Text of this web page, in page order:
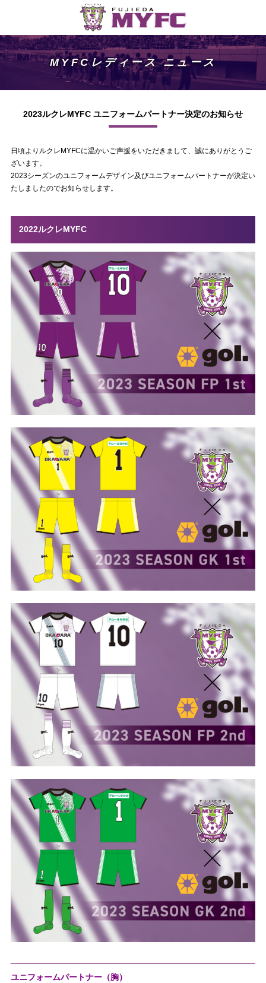
MYFCレディース ニュース
2023ルクレMYFC ユニフォームパートナー決定のお知らせ
日頃よりルクレMYFCに温かいご声援をいただきまして、誠にありがとうご
ざいます。
2023シーズンのユニフォームデザイン及びユニフォームパートナーが決定い
たしましたのでお知らせします。
2022ルクレMYFC
ユニフォームパートナー（胸）